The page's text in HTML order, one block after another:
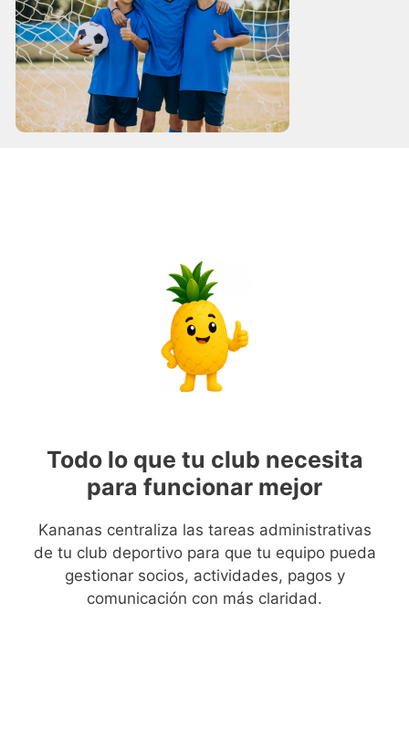
Todo lo que tu club necesita
para funcionar mejor
Kananas centraliza las tareas administrativas
de tu club deportivo para que tu equipo pueda
gestionar socios, actividades, pagos y
comunicación con más claridad.